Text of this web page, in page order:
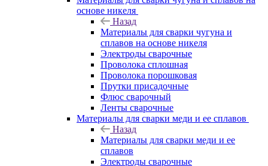
основе никеля
Назад
Материалы для сварки чугуна и
сплавов на основе никеля
Электроды сварочные
Проволока сплошная
Проволока порошковая
Прутки присадочные
Флюс сварочный
Ленты сварочные
Материалы для сварки меди и ее сплавов
Назад
Материалы для сварки меди и ее
сплавов
Электроды сварочные